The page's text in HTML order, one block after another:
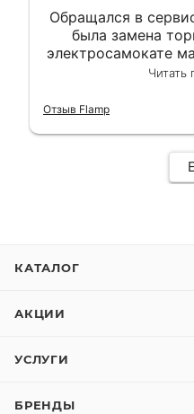
Обращался в
была замена
электросамокате
сделали в лучшем
гарантии,
Читать
Отзыв Flamp
КАТАЛОГ
АКЦИИ
УСЛУГИ
БРЕНДЫ